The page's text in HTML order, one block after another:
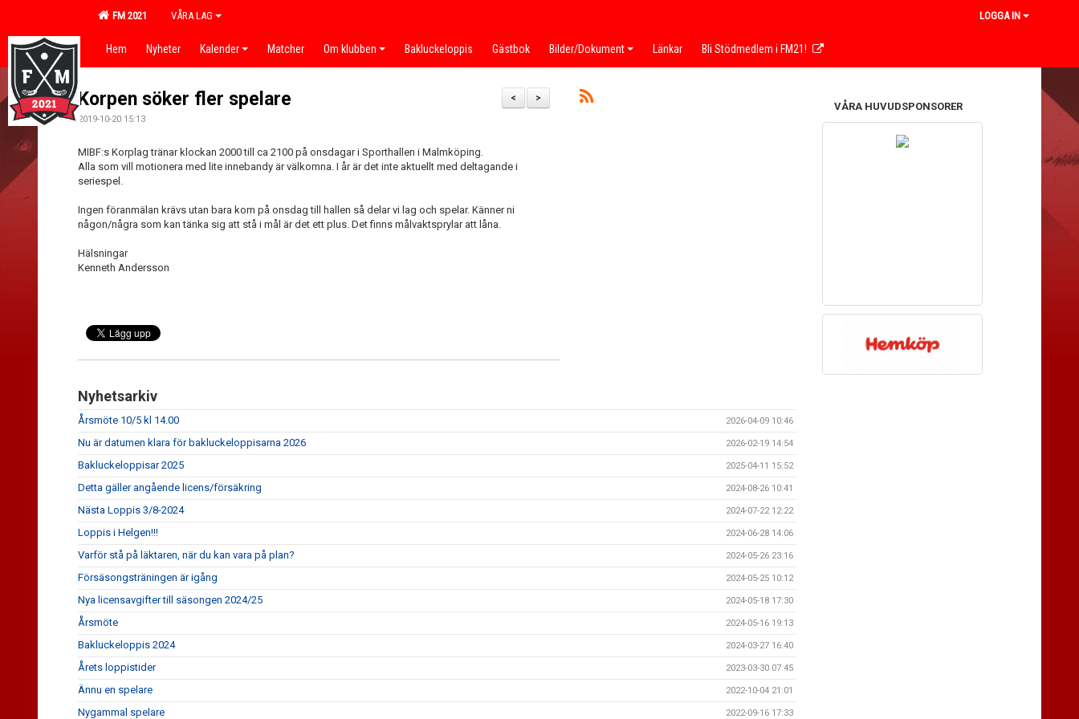
FM 2021 VÅRA LAG LOGGA IN
Hem Nyheter Kalender Matcher Om klubben Bakluckeloppis Gästbok Bilder/Dokument Länkar Bli Stödmedlem i FM21!
>
<
Korpen söker fler spelare
2019-10-20 15:13
MIBF:s Korplag tränar klockan 2000 till ca 2100 på onsdagar i Sporthallen i Malmköping.
Alla som vill motionera med lite innebandy är välkomna. I år är det inte aktuellt med deltagande i
seriespel.
Ingen föranmälan krävs utan bara kom på onsdag till hallen så delar vi lag och spelar. Känner ni
någon/några som kan tänka sig att stå i mål är det ett plus. Det finns målvaktsprylar att låna.
Hälsningar
Kenneth Andersson
Nyhetsarkiv
Årsmöte 10/5 kl 14.00 2026-04-09 10:46
Nu är datumen klara för bakluckeloppisarna 2026 2026-02-19 14:54
Bakluckeloppisar 2025 2025-04-11 15:52
Detta gäller angående licens/försäkring 2024-08-26 10:41
Nästa Loppis 3/8-2024 2024-07-22 12:22
Loppis i Helgen!!! 2024-06-28 14:06
Varför stå på läktaren, när du kan vara på plan? 2024-05-26 23:16
Försäsongsträningen är igång 2024-05-25 10:12
Nya licensavgifter till säsongen 2024/25 2024-05-18 17:30
Årsmöte 2024-05-16 19:13
Bakluckeloppis 2024 2024-03-27 16:40
Årets loppistider 2023-03-30 07:45
Ännu en spelare 2022-10-04 21:01
Nygammal spelare 2022-09-16 17:33
VÅRA HUVUDSPONSORER